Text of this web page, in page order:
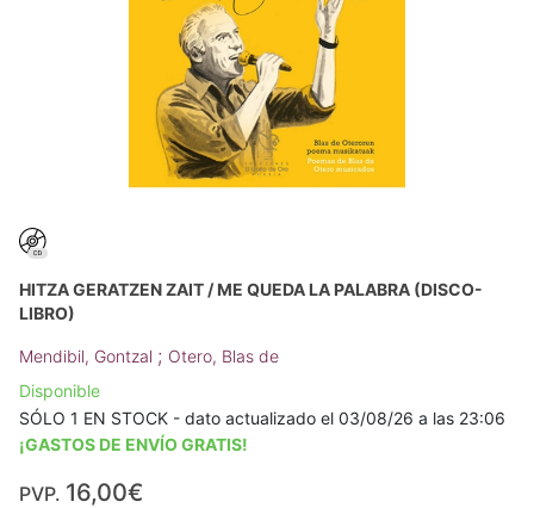
HITZA GERATZEN ZAIT / ME QUEDA LA PALABRA (DISCO-
LIBRO)
Mendibil, Gontzal ; Otero, Blas de
Disponible
SÓLO 1 EN STOCK - dato actualizado el 03/08/26 a las 23:06
¡GASTOS DE ENVÍO GRATIS!
PVP. 16,00€